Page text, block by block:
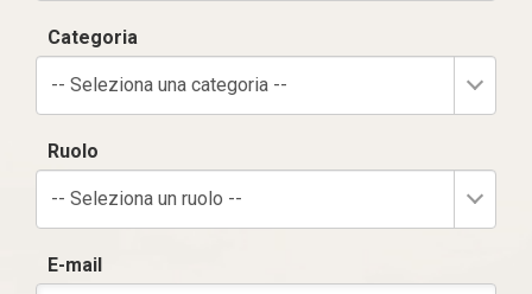
Categoria
-- Seleziona una categoria --
Ruolo
-- Seleziona un ruolo --
E-mail